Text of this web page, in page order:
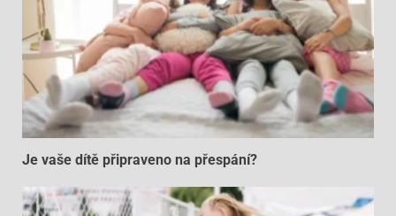
Je vaše dítě připraveno na přespání?